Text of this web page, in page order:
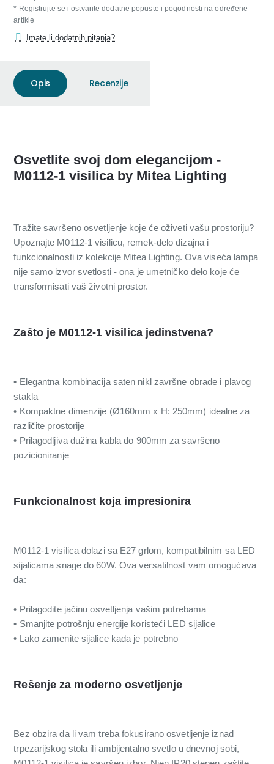
* Registrujte se i ostvarite dodatne popuste i pogodnosti na određene
artikle
Imate li dodatnih pitanja?
Opis Recenzije
Osvetlite svoj dom elegancijom -
M0112-1 visilica by Mitea Lighting
Tražite savršeno osvetljenje koje će oživeti vašu prostoriju?
Upoznajte M0112-1 visilicu, remek-delo dizajna i
funkcionalnosti iz kolekcije Mitea Lighting. Ova viseća lampa
nije samo izvor svetlosti - ona je umetničko delo koje će
transformisati vaš životni prostor.
Zašto je M0112-1 visilica jedinstvena?
• Elegantna kombinacija saten nikl završne obrade i plavog
stakla
• Kompaktne dimenzije (Ø160mm x H: 250mm) idealne za
različite prostorije
• Prilagodljiva dužina kabla do 900mm za savršeno
pozicioniranje
Funkcionalnost koja impresionira
M0112-1 visilica dolazi sa E27 grlom, kompatibilnim sa LED
sijalicama snage do 60W. Ova versatilnost vam omogućava
da:
• Prilagodite jačinu osvetljenja vašim potrebama
• Smanjite potrošnju energije koristeći LED sijalice
• Lako zamenite sijalice kada je potrebno
Rešenje za moderno osvetljenje
Bez obzira da li vam treba fokusirano osvetljenje iznad
trpezarijskog stola ili ambijentalno svetlo u dnevnoj sobi,